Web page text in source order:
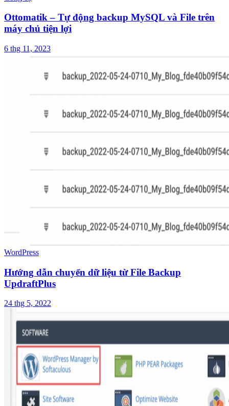
Ottomatik – Tự động backup MySQL và File trên
máy chủ tiện lợi
6 thg 11, 2023
WordPress
Hướng dẫn chuyển dữ liệu từ File Backup
UpdraftPlus
24 thg 5, 2022